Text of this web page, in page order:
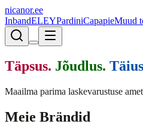
nicanor.ee
InbandELEYPardiniCapapieMuud
Täpsus. Jõudlus.
Maailma parima laskevarustuse
Meie Brändid